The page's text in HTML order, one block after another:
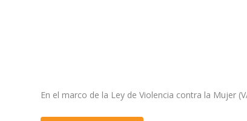
En el marco de la Ley de Violencia contra la Mujer